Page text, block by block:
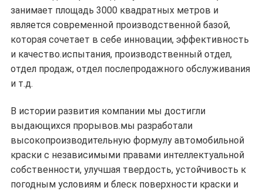
занимает площадь 3000 квадратных метров и
является современной производственной базой,
которая сочетает в себе инновации, эффективность
и качество.испытания, производственный отдел,
отдел продаж, отдел послепродажного обслуживания
и т.д.
В истории развития компании мы достигли
выдающихся прорывов.мы разработали
высокопроизводительную формулу автомобильной
краски с независимыми правами интеллектуальной
собственности, улучшая твердость, устойчивость к
погодным условиям и блеск поверхности краски и